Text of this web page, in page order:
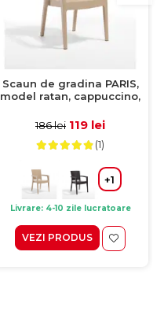
Scaun de gradina PARIS,
model ratan, cappuccino,
186 lei 119 lei
(1)
+1
Livrare: 4-10 zile lucratoare
VEZI PRODUS